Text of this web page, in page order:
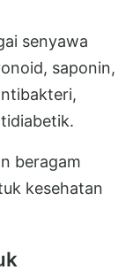
senyawa
saponin,
beragam
kesehatan